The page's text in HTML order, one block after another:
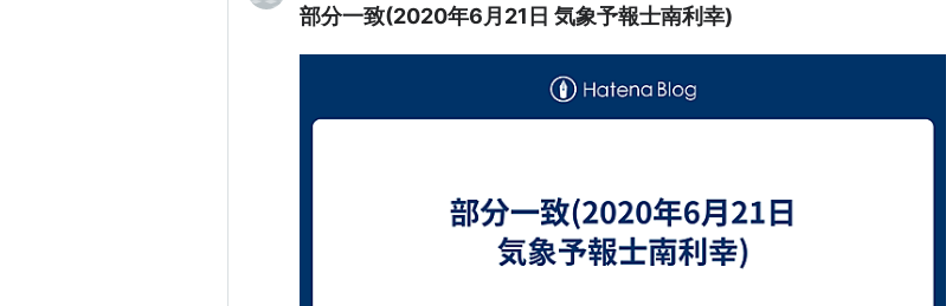
部分一致(2020年6月21日 気象予報士南利幸)